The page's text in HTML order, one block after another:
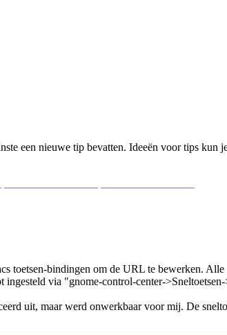
een nieuwe tip bevatten. Ideeën voor tips kun
toetsen-bindingen om de URL te bewerken.
ingesteld via "gnome-control-center-
uit, maar werd onwerkbaar voor mij. De